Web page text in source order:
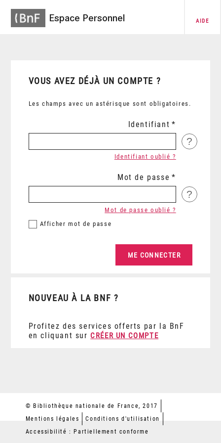
Espace Personnel AIDE
VOUS AVEZ DÉJÀ UN COMPTE ?
Les champs avec un astérisque sont obligatoires.
Identifiant
?
Identifiant oublié ?
Mot de passe
?
Afficher mot de passe
Mot de passe oublié ?
NOUVEAU À LA BNF ?
Profitez des services offerts par la BnF
en cliquant sur CRÉER UN COMPTE
© Bibliothèque nationale de France, 2017
Mentions légales
Conditions d'utilisation
Accessibilité : Partiellement conforme